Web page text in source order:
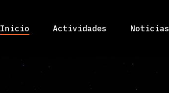
Inicio Actividades Noticias